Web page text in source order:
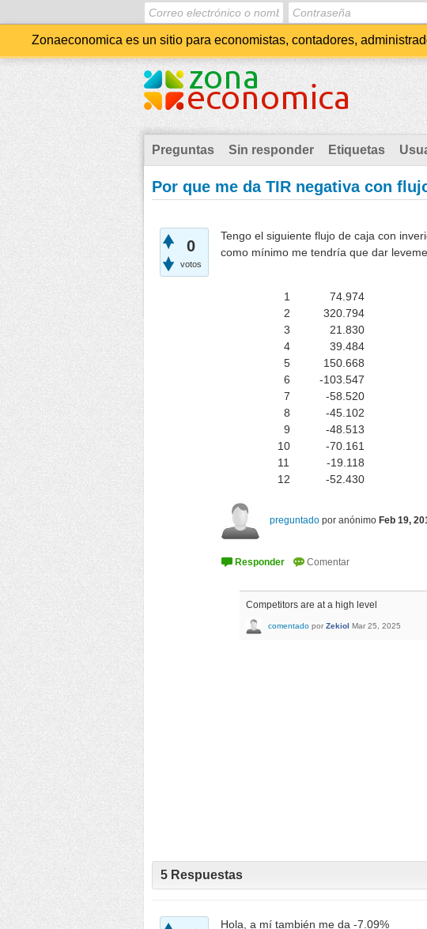
Zonaeconomica es un sitio para economistas, contadores,
Preguntas Sin responder Etiquetas
Por que me da TIR negativa con
0
votos
Tengo el siguiente flujo de caja con
como mínimo me tendría que dar
1
74.974
2
320.794
3
21.830
4
39.484
5
150.668
6
-103.547
7
-58.520
8
-45.102
9
-48.513
10
-70.161
11
-19.118
12
-52.430
preguntado por anónimo Feb 19,
Competitors are at a high level
comentado por Zekiol Mar 25, 2025
5 Respuestas
Hola, a mí también me da -7.09%